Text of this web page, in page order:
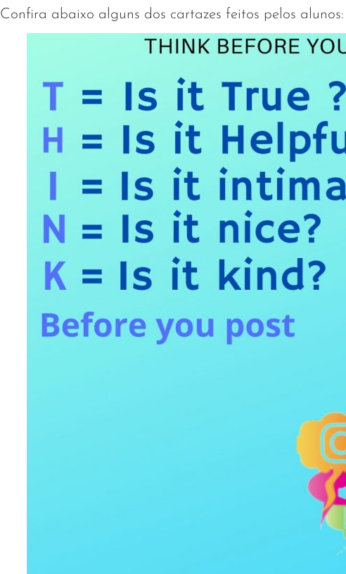
Confira abaixo alguns dos cartazes feitos pelos alunos: